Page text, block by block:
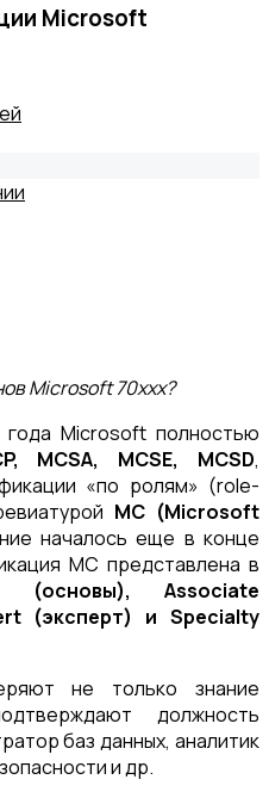
Microsoft
Microsoft 70xxx?
Microsoft полностью
MCSA, MCSE, MCSD,
«по ролям» (role-
MC (Microsoft
началось еще в конце
MC представлена в
(основы), Associate
(эксперт) и Specialty
не только знание
должность
баз данных, аналитик
и др.